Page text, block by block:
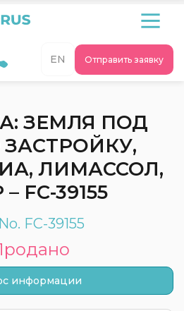
Отправить заявку
EN
ЗЕМЛЯ ПОД
ЛИМАССОЛ,
FC-39155
FC-39155
информации